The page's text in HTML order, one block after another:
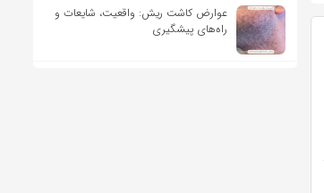
عوارض کاشت ریش: واقعیت، شایعات و
راه‌های پیشگیری